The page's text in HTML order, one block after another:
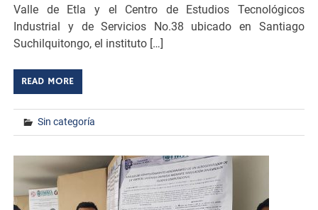
Valle de Etla y el Centro de Estudios Tecnológicos
Industrial y de Servicios No.38 ubicado en Santiago
Suchilquitongo, el instituto […]
READ MORE
Sin categoría